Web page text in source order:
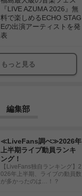
『LIVE AZUMA 2026』無
料で楽しめるECHO STAG
Eの出演アーティストを発
表
もっと見る
編集部
≪LiveFans調べ≫2026年
上半期ライブ動員ランキ
ング！
【LiveFans独自ランキング】2
026年上半期、ライブの動員数
が多かったのは…！？